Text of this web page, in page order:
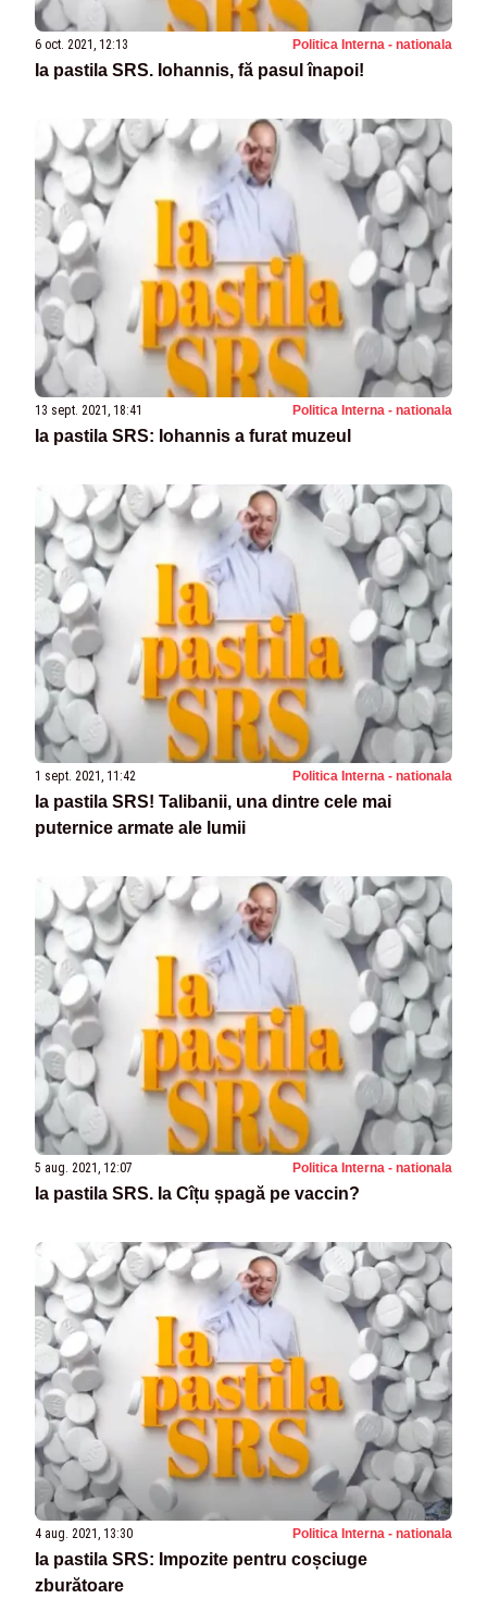
6 oct. 2021, 12:13 Politica Interna - nationala
Ia pastila SRS. Iohannis, fă pasul înapoi!
13 sept. 2021, 18:41 Politica Interna - nationala
Ia pastila SRS: Iohannis a furat muzeul
1 sept. 2021, 11:42 Politica Interna - nationala
Ia pastila SRS! Talibanii, una dintre cele mai
puternice armate ale lumii
5 aug. 2021, 12:07 Politica Interna - nationala
Ia pastila SRS. Ia Cîțu șpagă pe vaccin?
4 aug. 2021, 13:30 Politica Interna - nationala
Ia pastila SRS: Impozite pentru coșciuge
zburătoare